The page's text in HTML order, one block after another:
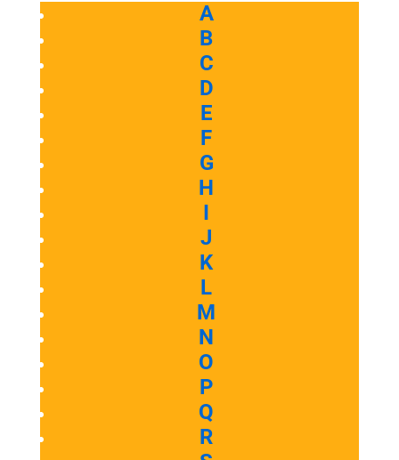
A
B
C
D
E
F
G
H
I
J
K
L
M
N
O
P
Q
R